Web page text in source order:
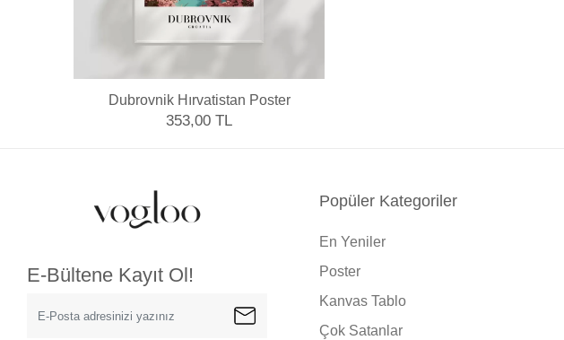
Dubrovnik Hırvatistan Poster
353,00 TL
E-Bültene Kayıt Ol!
Popüler Kategoriler
En Yeniler
Poster
Kanvas Tablo
Çok Satanlar